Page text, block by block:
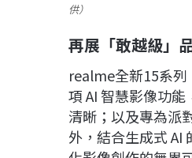
供）
再展「敢越級」
realme全新15系
項 AI 智慧影像功
清晰；以及專為派
外，結合生成式 AI